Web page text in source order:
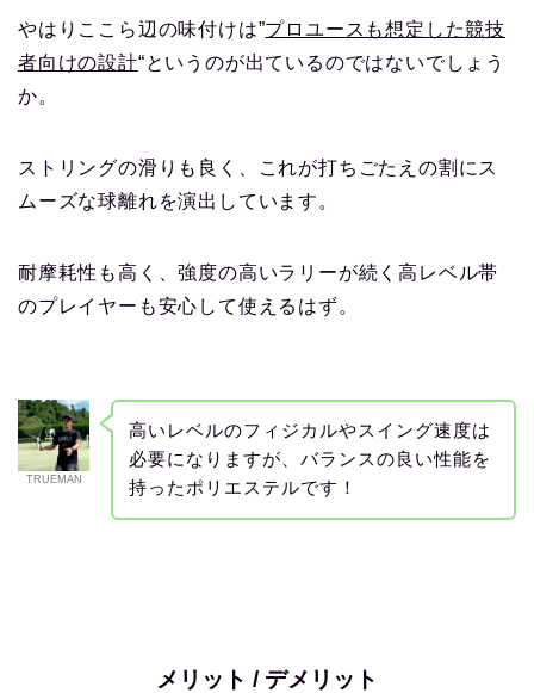
やはりここら辺の味付けは”プロユースも想定した競技
者向けの設計“というのが出ているのではないでしょう
か。
ストリングの滑りも良く、これが打ちごたえの割にス
ムーズな球離れを演出しています。
耐摩耗性も高く、強度の高いラリーが続く高レベル帯
のプレイヤーも安心して使えるはず。
TRUEMAN
高いレベルのフィジカルやスイング速度は
必要になりますが、バランスの良い性能を
持ったポリエステルです！
メリット / デメリット